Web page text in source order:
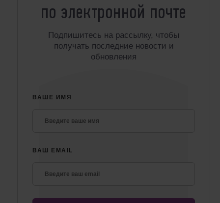
по электронной почте
Подпишитесь на рассылку, чтобы
получать последние новости и
обновления
ВАШЕ ИМЯ
ВАШ EMAIL